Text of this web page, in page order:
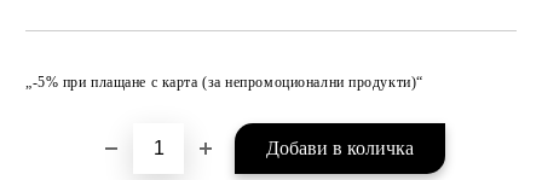
„-5% при плащане с карта (за непромоционални продукти)“